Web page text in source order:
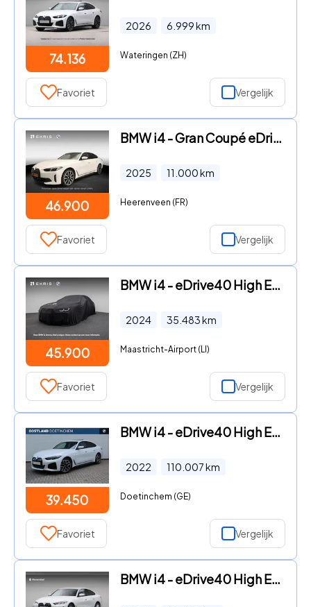
74.136
2026 6.999km
Wateringen (ZH)
Favoriet Vergelijk
46.900
BMW i4 - Gran Coupé eDrive35 | LED | Navigatie | Active cruise | Trek
2025 11.000km
Heerenveen (FR)
Favoriet Vergelijk
45.900
BMW i4 - eDrive40 High Executive | M Sportpakket | SOH 99, 1% | Schui
2024 35.483km
Maastricht-Airport (LI)
Favoriet Vergelijk
39.450
BMW i4 - eDrive40 High Executive M Sport / Schuif-kanteldak / Trekhaa
2022 110.007km
Doetinchem (GE)
Favoriet Vergelijk
BMW i4 - eDrive40 High Executive 84 kWh | Stoelverwarming | Camera |